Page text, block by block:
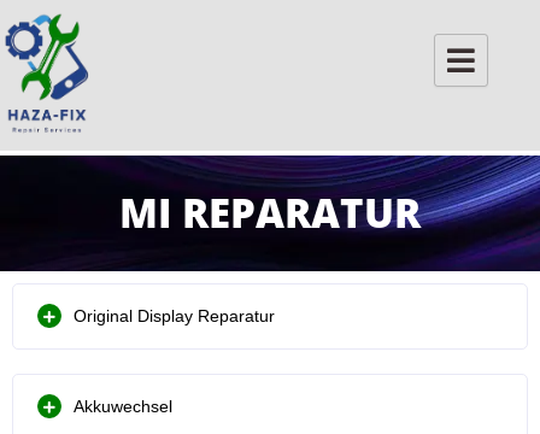
to
content
MI REPARATUR
Original Display Reparatur
Akkuwechsel